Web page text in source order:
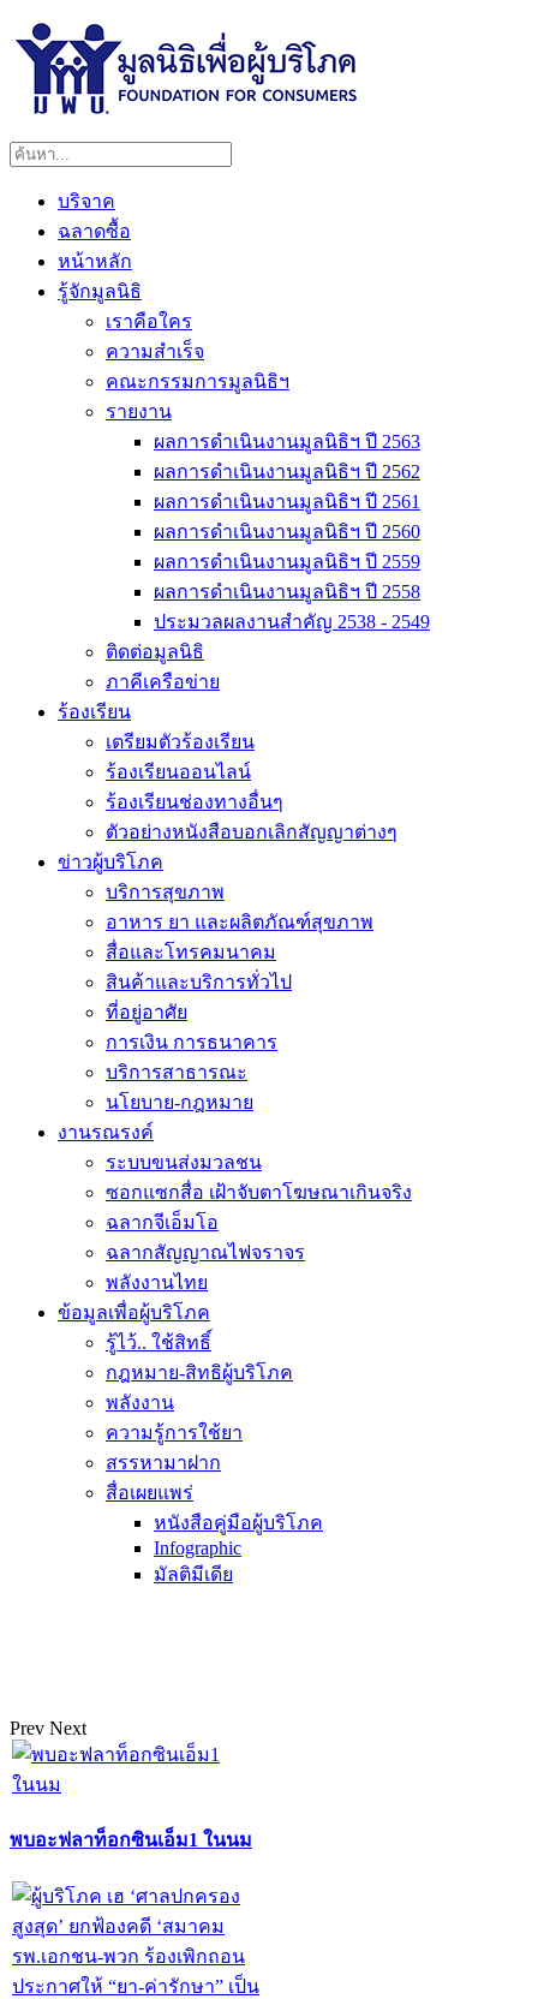
บริจาค
ฉลาดซื้อ
หน้าหลัก
รู้จักมูลนิธิ
เราคือใคร
ความสำเร็จ
คณะกรรมการมูลนิธิฯ
รายงาน
ผลการดำเนินงานมูลนิธิฯ ปี 2563
ผลการดำเนินงานมูลนิธิฯ ปี 2562
ผลการดำเนินงานมูลนิธิฯ ปี 2561
ผลการดำเนินงานมูลนิธิฯ ปี 2560
ผลการดำเนินงานมูลนิธิฯ ปี 2559
ผลการดำเนินงานมูลนิธิฯ ปี 2558
ประมวลผลงานสำคัญ 2538 - 2549
ติดต่อมูลนิธิ
ภาคีเครือข่าย
ร้องเรียน
เตรียมตัวร้องเรียน
ร้องเรียนออนไลน์
ร้องเรียนช่องทางอื่นๆ
ตัวอย่างหนังสือบอกเลิกสัญญาต่างๆ
ข่าวผู้บริโภค
บริการสุขภาพ
อาหาร ยา และผลิตภัณฑ์สุขภาพ
สื่อและโทรคมนาคม
สินค้าและบริการทั่วไป
ที่อยู่อาศัย
การเงิน การธนาคาร
บริการสาธารณะ
นโยบาย-กฎหมาย
งานรณรงค์
ระบบขนส่งมวลชน
ซอกแซกสื่อ เฝ้าจับตาโฆษณาเกินจริง
ฉลากจีเอ็มโอ
ฉลากสัญญาณไฟจราจร
พลังงานไทย
ข้อมูลเพื่อผู้บริโภค
รู้ไว้.. ใช้สิทธิ์
กฎหมาย-สิทธิผู้บริโภค
พลังงาน
ความรู้การใช้ยา
สรรหามาฝาก
สื่อเผยแพร่
หนังสือคู่มือผู้บริโภค
Infographic
มัลติมีเดีย
Prev Next
พบอะฟลาท็อกซินเอ็ม1 ในนม